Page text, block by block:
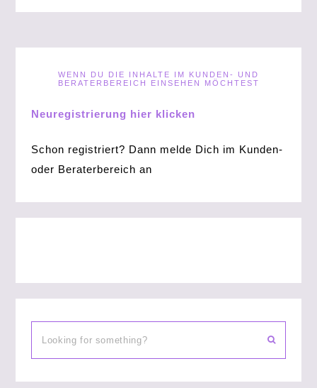
WENN DU DIE INHALTE IM KUNDEN- UND
BERATERBEREICH EINSEHEN MÖCHTEST
Neuregistrierung hier klicken
Schon registriert? Dann melde Dich im Kunden-
oder Beraterbereich an